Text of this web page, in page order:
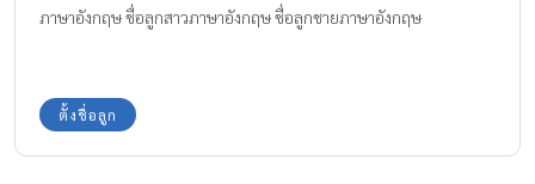
ภาษาอังกฤษ ชื่อลูกสาวภาษาอังกฤษ ชื่อลูกชายภาษาอังกฤษ
ตั้งชื่อลูก